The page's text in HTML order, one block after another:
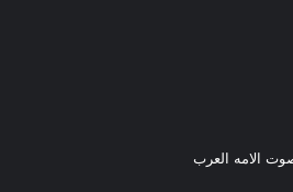
الامه العرب